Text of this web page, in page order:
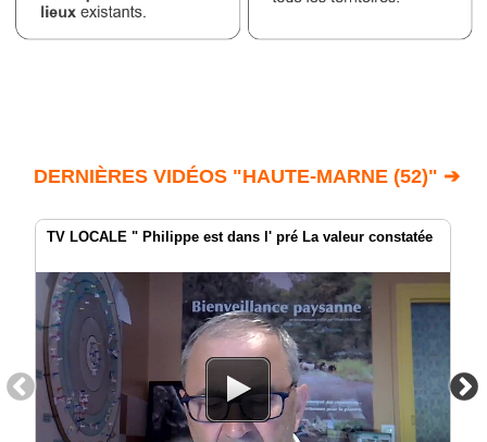
DERNIÈRES VIDÉOS "HAUTE-MARNE (52)" ➔
TV LOCALE " Philippe est dans l' pré La valeur constatée